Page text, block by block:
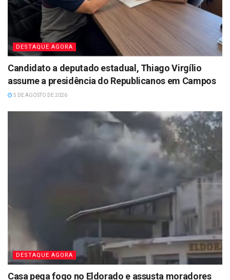
DESTAQUE AGORA
Candidato a deputado estadual, Thiago Virgílio
assume a presidência do Republicanos em Campos
5 DE AGOSTO DE 2026
DESTAQUE AGORA
Casa pega fogo no Eldorado e assusta moradores